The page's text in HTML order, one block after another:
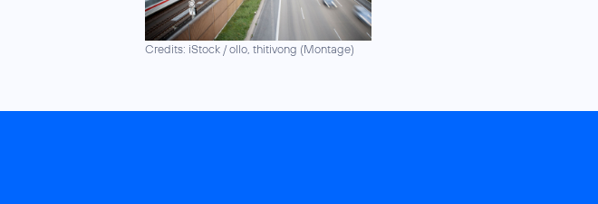
Credits: iStock / ollo, thitivong (Montage)